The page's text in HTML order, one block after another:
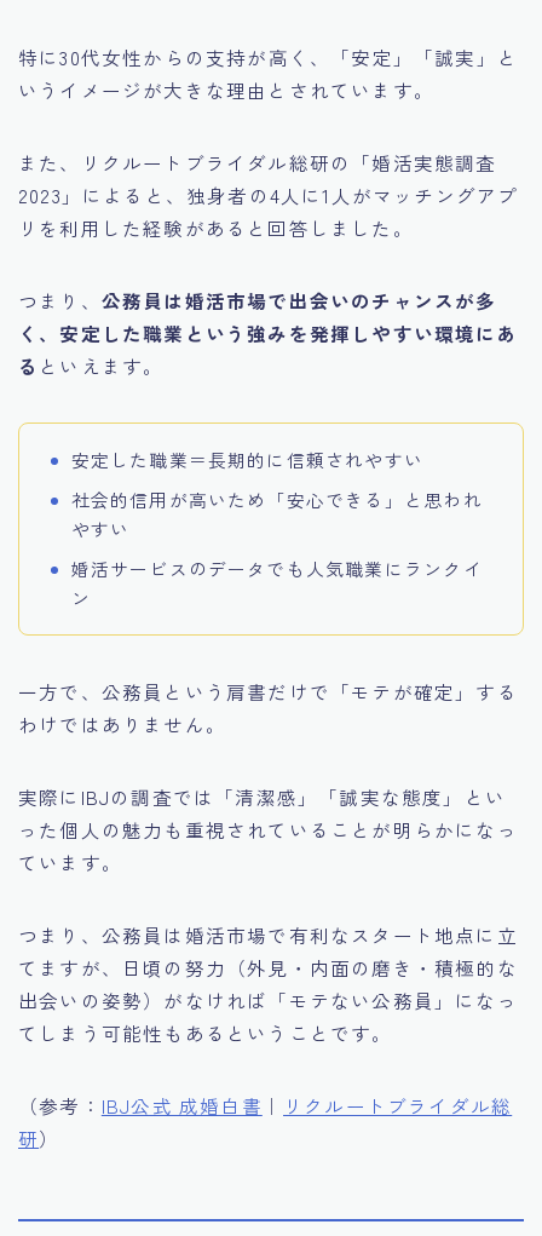
特に30代女性からの支持が高く、「安定」「誠実」と
いうイメージが大きな理由とされています。
また、リクルートブライダル総研の「婚活実態調査
2023」によると、独身者の4人に1人がマッチングアプ
リを利用した経験があると回答しました。
つまり、 公務員は婚活市場で出会いのチャンスが多
く、安定した職業という強みを発揮しやすい環境にあ
る といえます。
安定した職業＝長期的に信頼されやすい
社会的信用が高いため「安心できる」と思われ
やすい
婚活サービスのデータでも人気職業にランクイ
ン
一方で、公務員という肩書だけで「モテが確定」する
わけではありません。
実際にIBJの調査では「清潔感」「誠実な態度」とい
った個人の魅力も重視されていることが明らかになっ
ています。
つまり、公務員は婚活市場で有利なスタート地点に立
てますが、日頃の努力（外見・内面の磨き・積極的な
出会いの姿勢）がなければ「モテない公務員」になっ
てしまう可能性もあるということです。
（参考： IBJ公式 成婚白書 ｜
リクルートブライダル総
研）